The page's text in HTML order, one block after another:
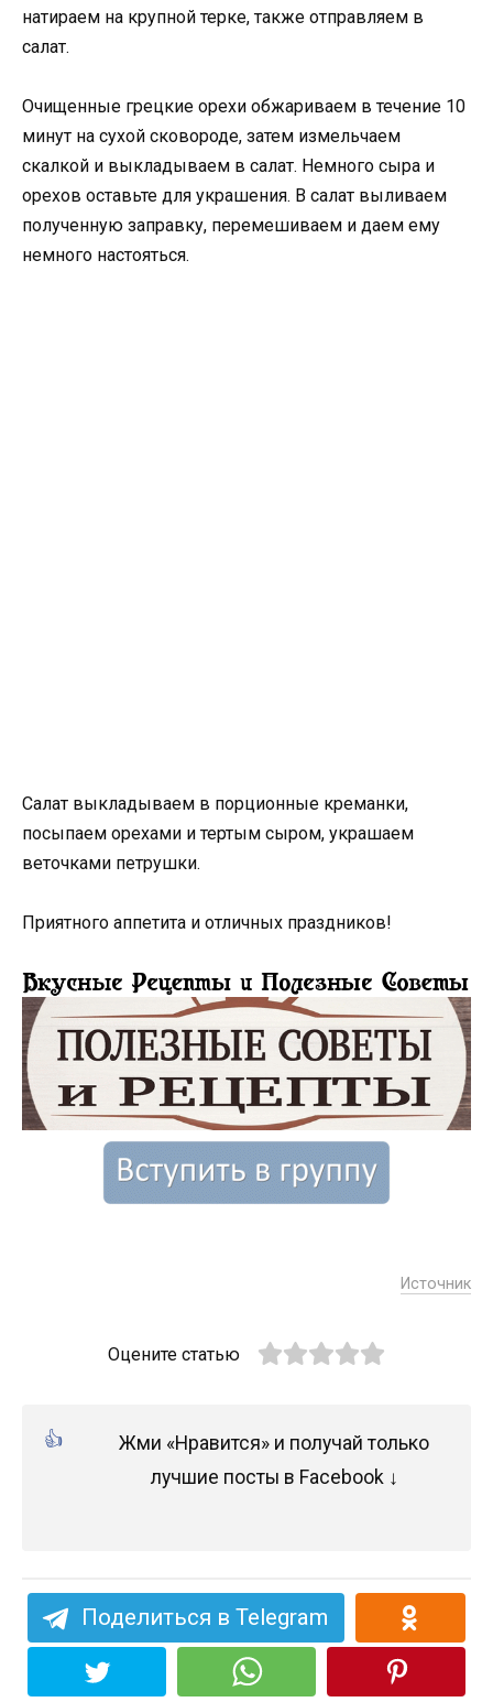
натираем на крупной терке, также отправляем в
салат.
Очищенные грецкие орехи обжариваем в течение 10
минут на сухой сковороде, затем измельчаем
скалкой и выкладываем в салат. Немного сыра и
орехов оставьте для украшения. В салат выливаем
полученную заправку, перемешиваем и даем ему
немного настояться.
Салат выкладываем в порционные креманки,
посыпаем орехами и тертым сыром, украшаем
веточками петрушки.
Приятного аппетита и отличных праздников!
Источник
Оцените статью
Жми «Нравится» и получай только
лучшие посты в Facebook ↓
Поделиться в Telegram